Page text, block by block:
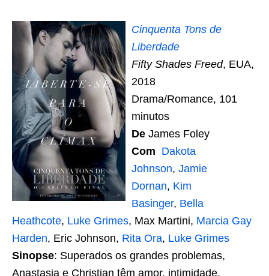
Cinquenta Tons de
Liberdade
Fifty Shades Freed, EUA,
2018
Drama/Romance, 101
minutos
De James Foley
Com Dakota
Johnson, Jamie
Dornan, Kim
Basinger, Bella
Heathcote, Luke Grimes, Max Martini, Marcia Gay
Harden, Eric Johnson, Rita Ora, Luke Grimes
Sinopse: Superados os grandes problemas,
Anastasia e Christian têm amor, intimidade,